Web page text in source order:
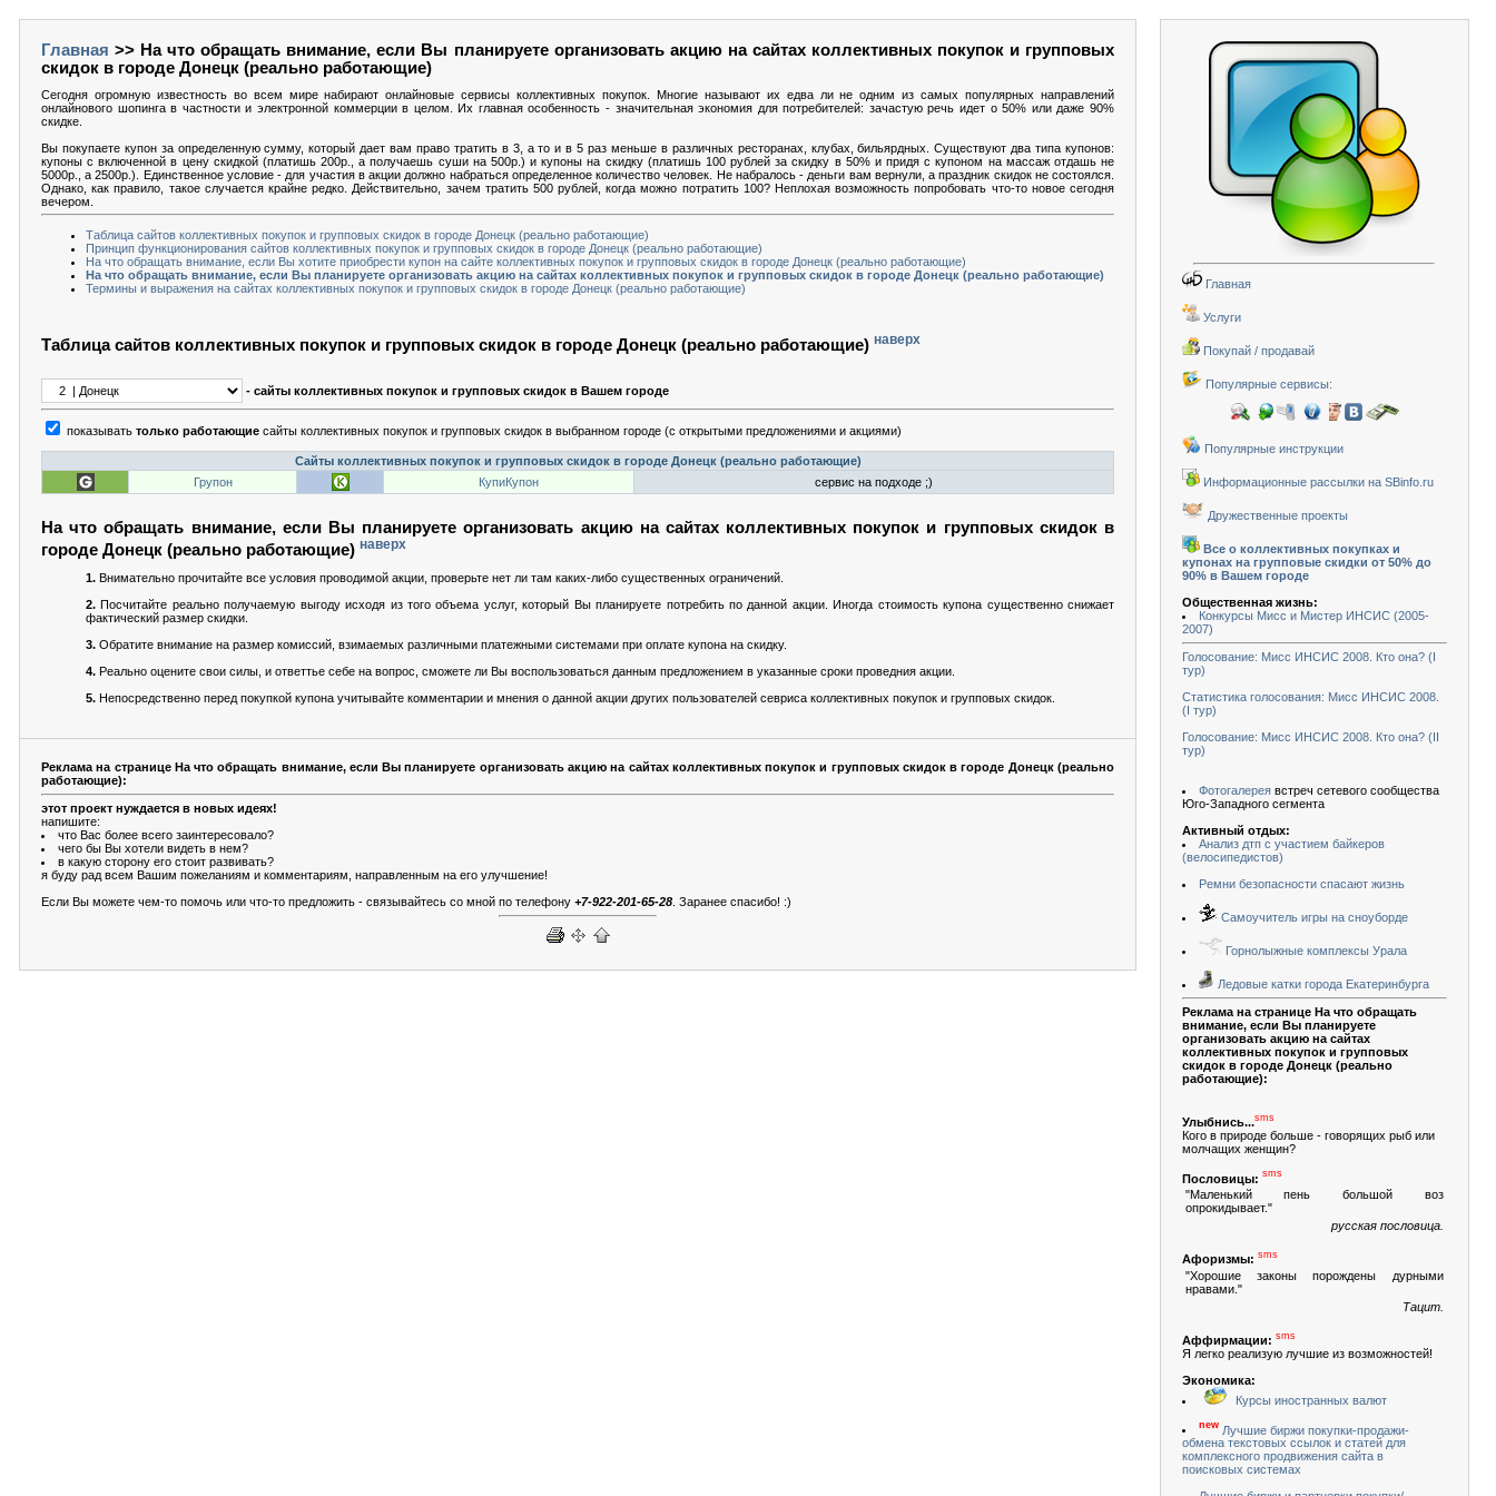
Главная >> На что обращать внимание, если Вы планируете организовать акцию на сайтах коллективных покупок и групповых
скидок в городе Донецк (реально работающие)
Сегодня огромную известность во всем мире набирают онлайновые сервисы коллективных покупок. Многие называют их едва ли не одним из самых популярных направлений
онлайнового шопинга в частности и электронной коммерции в целом. Их главная особенность - значительная экономия для потребителей: зачастую речь идет о 50% или даже 90%
скидке.
Вы покупаете купон за определенную сумму, который дает вам право тратить в 3, а то и в 5 раз меньше в различных ресторанах, клубах, бильярдных. Существуют два типа купонов:
купоны с включенной в цену скидкой (платишь 200р., а получаешь суши на 500р.) и купоны на скидку (платишь 100 рублей за скидку в 50% и придя с купоном на массаж отдашь не
5000р., а 2500р.). Единственное условие - для участия в акции должно набраться определенное количество человек. Не набралось - деньги вам вернули, а праздник скидок не состоялся.
Однако, как правило, такое случается крайне редко. Действительно, зачем тратить 500 рублей, когда можно потратить 100? Неплохая возможность попробовать что-то новое сегодня
вечером.
Таблица сайтов коллективных покупок и групповых скидок в городе Донецк (реально работающие)
Принцип функционирования сайтов коллективных покупок и групповых скидок в городе Донецк (реально работающие)
На что обращать внимание, если Вы хотите приобрести купон на сайте коллективных покупок и групповых скидок в городе Донецк (реально работающие)
На что обращать внимание, если Вы планируете организовать акцию на сайтах коллективных покупок и групповых скидок в городе Донецк (реально работающие)
Термины и выражения на сайтах коллективных покупок и групповых скидок в городе Донецк (реально работающие)
Таблица сайтов коллективных покупок и групповых скидок в городе Донецк (реально работающие) наверх
- сайты коллективных покупок и групповых скидок в Вашем городе
показывать только работающие сайты коллективных покупок и групповых скидок в выбранном городе (с открытыми предложениями и акциями)
Сайты коллективных покупок и групповых скидок в городе Донецк (реально работающие)
Групон
КупиКупон сервис на подходе ;)
На что обращать внимание, если Вы планируете организовать акцию на сайтах коллективных покупок и групповых скидок в
городе Донецк (реально работающие) наверх
1. Внимательно прочитайте все условия проводимой акции, проверьте нет ли там каких-либо существенных ограничений.
2. Посчитайте реально получаемую выгоду исходя из того объема услуг, который Вы планируете потребить по данной акции. Иногда стоимость купона существенно снижает
фактический размер скидки.
3. Обратите внимание на размер комиссий, взимаемых различными платежными системами при оплате купона на скидку.
4. Реально оцените свои силы, и ответтье себе на вопрос, сможете ли Вы воспользоваться данным предложением в указанные сроки проведния акции.
5. Непосредственно перед покупкой купона учитывайте комментарии и мнения о данной акции других пользователей севриса коллективных покупок и групповых скидок.
Реклама на странице На что обращать внимание, если Вы планируете организовать акцию на сайтах коллективных покупок и групповых скидок в городе Донецк (реально
работающие):
этот проект нуждается в новых идеях!
напишите:
что Вас более всего заинтересовало?
чего бы Вы хотели видеть в нем?
в какую сторону его стоит развивать?
я буду рад всем Вашим пожеланиям и комментариям, направленным на его улучшение!
Если Вы можете чем-то помочь или что-то предложить - связывайтесь со мной по телефону +7-922-201-65-28 . Заранее спасибо! :)
Главная
Услуги
Покупай / продавай
Популярные сервисы:
Популярные инструкции
Информационные рассылки на SBinfo.ru
Дружественные проекты
Все о коллективных покупках и
купонах на групповые скидки от 50% до
90% в Вашем городе
Общественная жизнь:
Конкурсы Мисс и Мистер ИНСИС (2005-
2007)
Голосование: Мисс ИНСИС 2008. Кто она? (I
тур)
Статистика голосования: Мисс ИНСИС 2008.
(I тур)
Голосование: Мисс ИНСИС 2008. Кто она? (II
тур)
Фотогалереявстреч сетевого сообщества
Юго-Западного сегмента
Активный отдых:
Анализ дтп с участием байкеров
(велосипедистов)
Ремни безопасности спасают жизнь
Самоучитель игры на сноуборде
Горнолыжные комплексы Урала
Ледовые катки города Екатеринбурга
Реклама на странице На что обращать
внимание, если Вы планируете
организовать акцию на сайтах
коллективных покупок и групповых
скидок в городе Донецк (реально
работающие):
Улыбнись...sms
Кого в природе больше - говорящих рыб или
молчащих женщин?
Пословицы: sms
"Маленький пень большой воз
опрокидывает."
русская пословица.
Афоризмы: sms
"Хорошие законы порождены дурными
нравами."
Тацит.
Аффирмации: sms
Я легко реализую лучшие из возможностей!
Экономика:
Курсы иностранных валют
new Лучшие биржи покупки-продажи-
обмена текстовых ссылок и статей для
комплексного продвижения сайта в
поисковых системах